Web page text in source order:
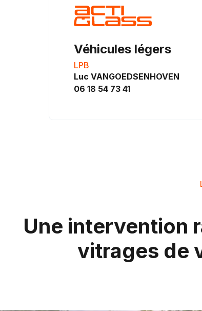
Véhicules légers
LPB
Luc VANGOEDSENHOVEN
06 18 54 73 41
Une intervention
vitrages de